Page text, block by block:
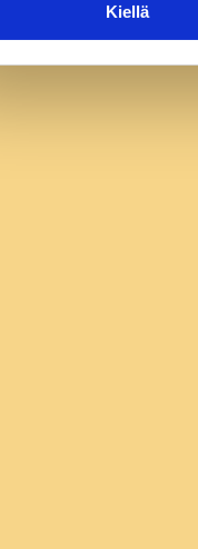
Kiellä